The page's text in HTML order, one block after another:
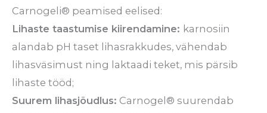
Carnogeli® peamised eelised:
Lihaste taastumise kiirendamine: karnosiin
alandab pH taset lihasrakkudes, vähendab
lihasväsimust ning laktaadi teket, mis pärsib
lihaste tööd;
Suurem lihasjõudlus: Carnogel® suurendab